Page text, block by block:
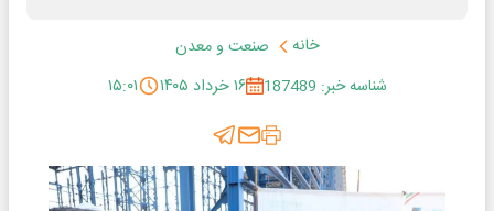
خانه
صنعت و معدن
شناسه خبر: 187489
۱۶ خرداد ۱۴۰۵ ۱۵:۰۱